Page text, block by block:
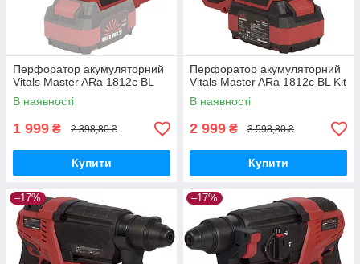
Перфоратор акумуляторний
Vitals Master ARa 1812c BL
В наявності
1 999 ₴ 2 398,80 ₴
Купити
Перфоратор акумуляторний
Vitals Master ARa 1812c BL Kit
В наявності
2 999 ₴ 3 598,80 ₴
Купити
–17% –17%